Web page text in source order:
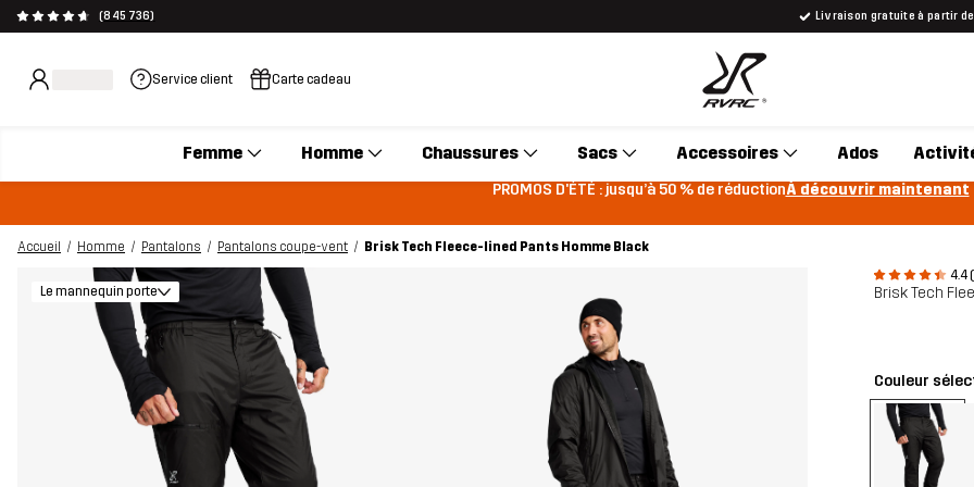
(845 736) Livraison gratuite à partir de
Service client Carte cadeau
Femme Homme Chaussures Sacs Accessoires Ados
PROMOS D'ÉTÉ : jusqu’à 50 % de réductionÀ découvrir maintenant
Accueil Homme Pantalons Pantalons coupe-vent
Brisk Tech Fleece-lined Pants Homme Black
4.4
Brisk Tech
Le mannequin porte
Couleur